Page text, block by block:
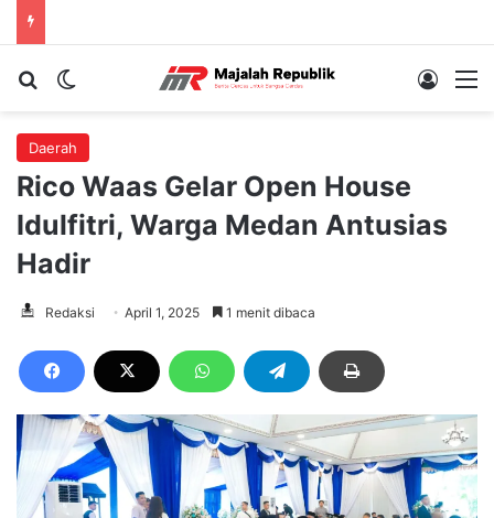
Cari berita...Switch skin Log In
Daerah
Rico Waas Gelar Open House
Idulfitri, Warga Medan Antusias
Hadir
Redaksi April 1, 2025 1 menit dibaca